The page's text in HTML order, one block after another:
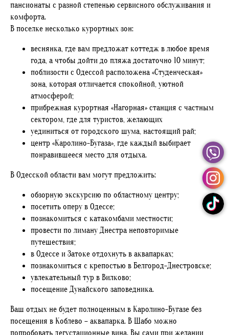
пансионаты с разной степенью сервисного обслуживания и
комфорта.
В поселке несколько курортных зон:
веснянка, где вам предложат коттедж в любое время
года, а чтобы дойти до пляжа достаточно 10 минут;
поблизости с Одессой расположена «Студенческая»
зона, которая отличается спокойной, уютной
атмосферой;
прибрежная курортная «Нагорная» станция с частным
сектором, где для туристов, желающих
уединиться от городского шума, настоящий рай;
центр «Каролино-Бугаза», где каждый выбирает
понравившееся место для отдыха.
В Одесской области вам могут предложить:
обзорную экскурсию по областному центру;
посетить оперу в Одессе;
познакомиться с катакомбами местности;
провести по лиману Днестра неповторимые
путешествия;
в Одессе и Затоке отдохнуть в аквапарках;
познакомиться с крепостью в Белгород-Днестровске;
увлекательный тур в Вилково;
посещение Дунайского заповедника.
Ваш отдых не будет полноценным в Каролино-Бугазе без
посещения в Коблево – аквапарка. В Шабо можно
попробовать дегустационные вина. Вы сами при желании